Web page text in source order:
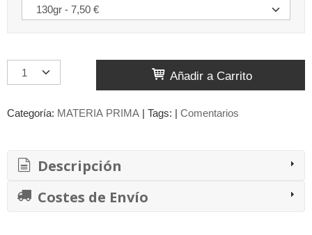
Añadir a Carrito
Categoría: MATERIA PRIMA | Tags: | Comentarios
Descripción
Costes de Envío